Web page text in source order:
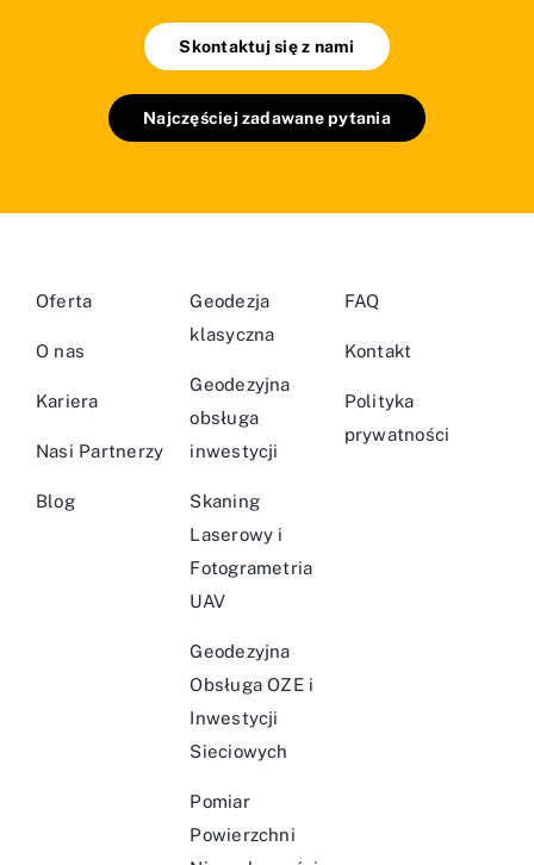
Skontaktuj się z nami
Najczęściej zadawane pytania
Oferta
O nas
Kariera
Nasi Partnerzy
Blog
Geodezja
klasyczna
Geodezyjna
obsługa
inwestycji
Skaning
Laserowy i
Fotogrametria
UAV
Geodezyjna
Obsługa OZE i
Inwestycji
Sieciowych
Pomiar
Powierzchni
FAQ
Kontakt
Polityka
prywatności